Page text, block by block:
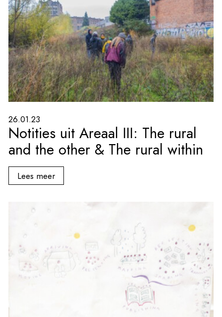
26.01.23
Notities uit Areaal III: The rural
and the other & The rural within
Lees meer